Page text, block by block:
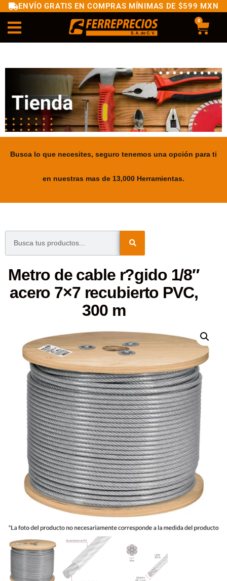
ENVÍO GRATIS EN COMPRAS MÍNIMAS DE $599 MXN
0
Busca lo que necesites, seguro tenemos una opción para ti
en nuestras mas de 13,000 Herramientas.
Metro de cable r?gido 1/8″
acero 7×7 recubierto PVC,
300 m